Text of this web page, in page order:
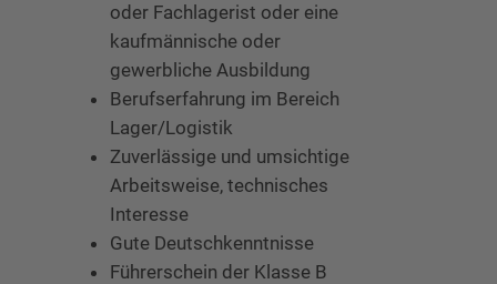
oder Fachlagerist oder eine
kaufmännische oder
gewerbliche Ausbildung
Berufserfahrung im Bereich
Lager/Logistik
Zuverlässige und umsichtige
Arbeitsweise, technisches
Interesse
Gute Deutschkenntnisse
Führerschein der Klasse B